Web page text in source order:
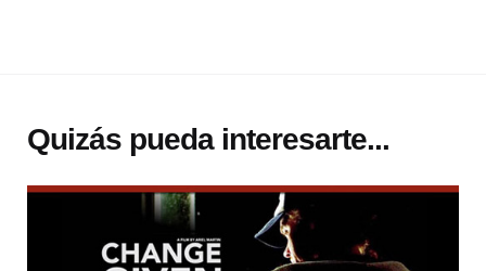
Quizás pueda interesarte...